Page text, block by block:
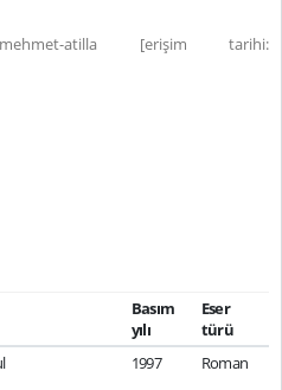
mehmet-atilla [erişim tarihi:
Basım
yılı
Eser
türü
1997 Roman